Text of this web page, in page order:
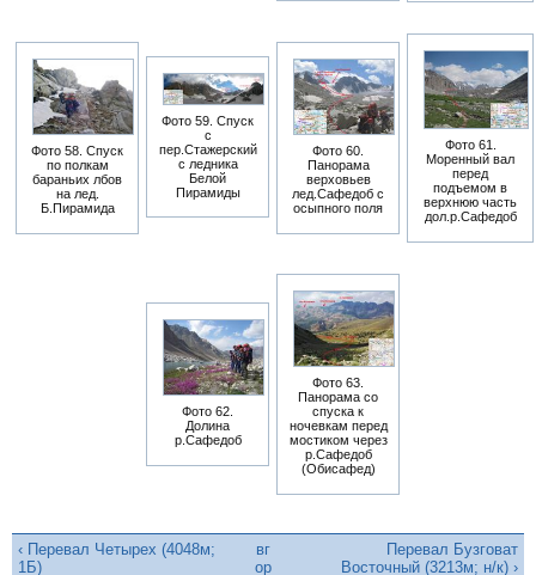
Фото 58. Спуск
по полкам
бараньих лбов
на лед.
Б.Пирамида
Фото 59. Спуск
с
пер.Стажерский
с ледника
Белой
Пирамиды
Фото 60.
Панорама
верховьев
лед.Сафедоб с
осыпного поля
Фото 61.
Моренный вал
перед
подъемом в
верхнюю часть
дол.р.Сафедоб
Фото 62.
Долина
р.Сафедоб
Фото 63.
Панорама со
спуска к
ночевкам перед
мостиком через
р.Сафедоб
(Обисафед)
‹ Перевал Четырех (4048м;
1Б)
вг
ор
Перевал Бузговат
Восточный (3213м; н/к) ›